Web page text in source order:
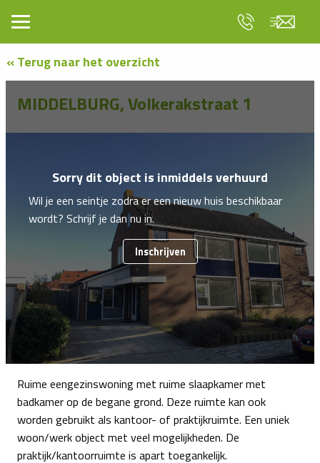
« Terug naar het overzicht
Sorry dit object is inmiddels verhuurd
Wil je een seintje zodra er een nieuw huis beschikbaar
wordt? Schrijf je dan nu in.
Inschrijven
MIDDELBURG, Volkerakstraat 1
Ruime eengezinswoning met ruime slaapkamer met
badkamer op de begane grond. Deze ruimte kan ook
worden gebruikt als kantoor- of praktijkruimte. Een uniek
woon/werk object met veel mogelijkheden. De
praktijk/kantoorruimte is apart toegankelijk.